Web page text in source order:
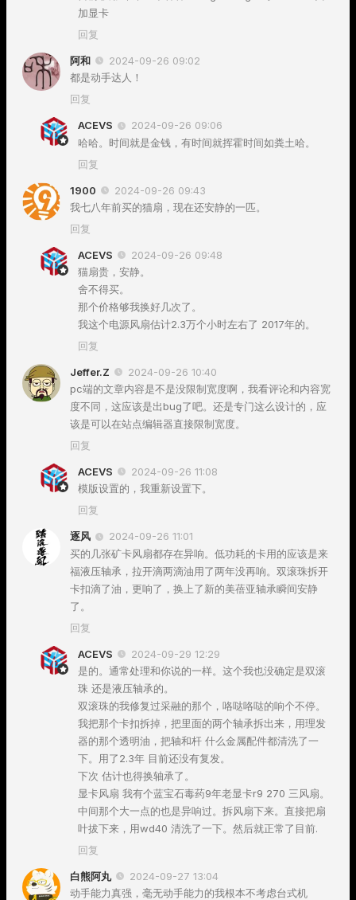
加显卡
回复
阿和
2024-09-26 09:02
都是动手达人！
回复
ACEVS
2024-09-26 09:06
哈哈。时间就是金钱，有时间就挥霍时间如粪土哈。
回复
1900
2024-09-26 09:43
我七八年前买的猫扇，现在还安静的一匹。
回复
ACEVS
2024-09-26 09:48
猫扇贵，安静。
舍不得买。
那个价格够我换好几次了。
我这个电源风扇估计2.3万个小时左右了 2017年的。
回复
Jeffer.Z
2024-09-26 10:40
pc端的文章内容是不是没限制宽度啊，我看评论和内容宽
度不同，这应该是出bug了吧。还是专门这么设计的，应
该是可以在站点编辑器直接限制宽度。
回复
ACEVS
2024-09-26 11:08
模版设置的，我重新设置下。
回复
逐风
2024-09-26 11:01
买的几张矿卡风扇都存在异响。低功耗的卡用的应该是来
福液压轴承，拉开滴两滴油用了两年没再响。双滚珠拆开
卡扣滴了油，更响了，换上了新的美蓓亚轴承瞬间安静
了。
回复
ACEVS
2024-09-29 12:29
是的。通常处理和你说的一样。这个我也没确定是双滚
珠 还是液压轴承的。
双滚珠的我修复过采融的那个，咯哒咯哒的响个不停。
我把那个卡扣拆掉，把里面的两个轴承拆出来，用理发
器的那个透明油，把轴和杆 什么金属配件都清洗了一
下。用了2.3年 目前还没有复发。
下次 估计也得换轴承了。
显卡风扇 我有个蓝宝石毒药9年老显卡r9 270 三风扇。
中间那个大一点的也是异响过。拆风扇下来。直接把扇
叶拔下来，用wd40 清洗了一下。然后就正常了目前.
回复
白熊阿丸
2024-09-27 13:04
动手能力真强，毫无动手能力的我根本不考虑台式机